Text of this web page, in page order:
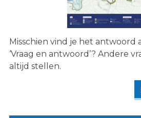
Misschien vind je het antwoord
‘Vraag en antwoord’? Andere
altijd stellen.